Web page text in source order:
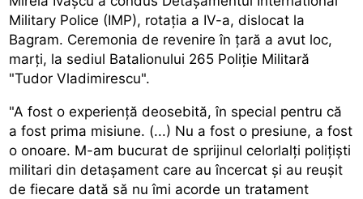
Military Police (IMP), rotația a IV-a, dislocat la
Bagram. Ceremonia de revenire în țară a avut loc,
marți, la sediul Batalionului 265 Poliție Militară
"Tudor Vladimirescu".
"A fost o experiență deosebită, în special pentru că
a fost prima misiune. (...) Nu a fost o presiune, a fost
o onoare. M-am bucurat de sprijinul celorlalți polițiști
militari din detașament care au încercat și au reușit
de fiecare dată să nu îmi acorde un tratament